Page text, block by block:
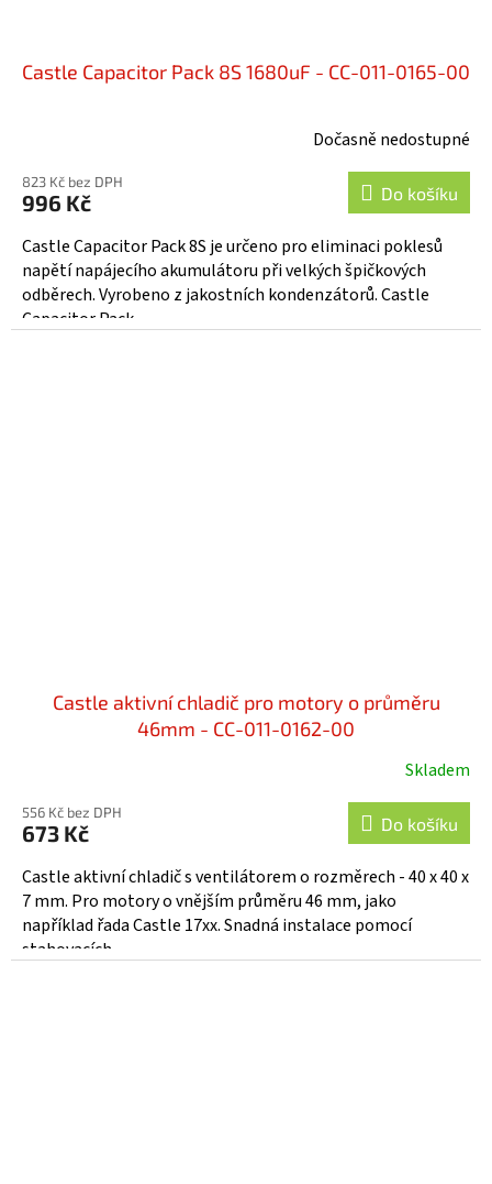
Castle Capacitor Pack 8S 1680uF - CC-011-0165-00
Dočasně nedostupné
823 Kč bez DPH
996 Kč Do košíku
Castle Capacitor Pack 8S je určeno pro eliminaci poklesů
napětí napájecího akumulátoru při velkých špičkových
odběrech. Vyrobeno z jakostních kondenzátorů. Castle
Capacitor Pack...
Castle aktivní chladič pro motory o průměru
46mm - CC-011-0162-00
Skladem
556 Kč bez DPH
673 Kč Do košíku
Castle aktivní chladič s ventilátorem o rozměrech - 40 x 40 x
7 mm. Pro motory o vnějším průměru 46 mm, jako
například řada Castle 17xx. Snadná instalace pomocí
stahovacích...